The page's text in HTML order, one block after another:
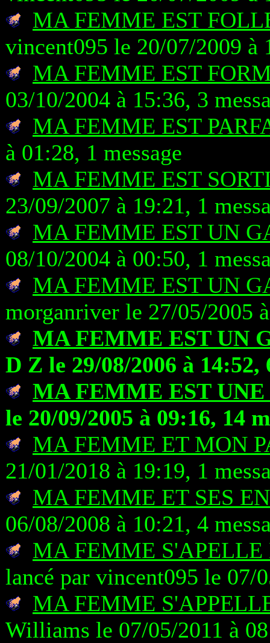
MA FEMME EST
vincent095 le 20/07/2009 à
MA FEMME EST
03/10/2004 à 15:36, 3
MA FEMME EST
à 01:28, 1 message
MA FEMME EST
23/09/2007 à 19:21, 1
MA FEMME EST UN
08/10/2004 à 00:50, 1
MA FEMME EST UN
morganriver le 27/05/2005
MA FEMME EST UN
D Z le 29/08/2006 à 14:52,
MA FEMME EST
le 20/09/2005 à 09:16, 14
MA FEMME ET MON
21/01/2018 à 19:19, 1
MA FEMME ET SES
06/08/2008 à 10:21, 4
MA FEMME
lancé par vincent095 le 07/
MA FEMME
Williams le 07/05/2011 à